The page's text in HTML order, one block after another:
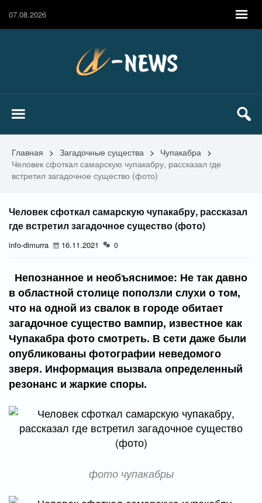
07.08.2026
Главная > Загадочные существа > Чупакабра >
Человек сфоткал самарскую чупакабру, рассказал где
встретил загадочное существо (фото)
Человек сфоткал самарскую чупакабру, рассказал
где встретил загадочное существо (фото)
info-dimurra 16.11.2021 0
Непознанное и необъяснимое: Не так давно
в областной столице поползли слухи о том,
что на одной из свалок в городе обитает
загадочное существо вампир, известное как
Чупакабра фото смотреть. В сети даже были
опубликованы фотографии неведомого
зверя. Информация вызвала определенный
резонанс и жаркие споры.
фото чупакабры